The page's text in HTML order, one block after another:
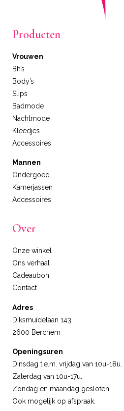
Producten
Vrouwen
Bh’s
Body’s
Slips
Badmode
Nachtmode
Kleedjes
Accessoires
Mannen
Ondergoed
Kamerjassen
Accessoires
Over
Onze winkel
Ons verhaal
Cadeaubon
Contact
Adres
Diksmuidelaan 143
2600 Berchem
Openingsuren
Dinsdag t.e.m. vrijdag van 10u-18u.
Zaterdag van 10u-17u.
Zondag en maandag gesloten.
Ook mogelijk op afspraak.